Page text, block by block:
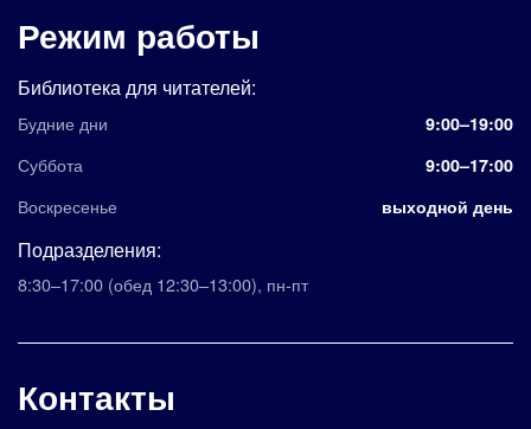
Режим работы
Библиотека для читателей:
Будние дни 9:00–19:00
Суббота 9:00–17:00
Воскресенье выходной день
Подразделения:
8:30–17:00 (обед 12:30–13:00), пн-пт
Контакты